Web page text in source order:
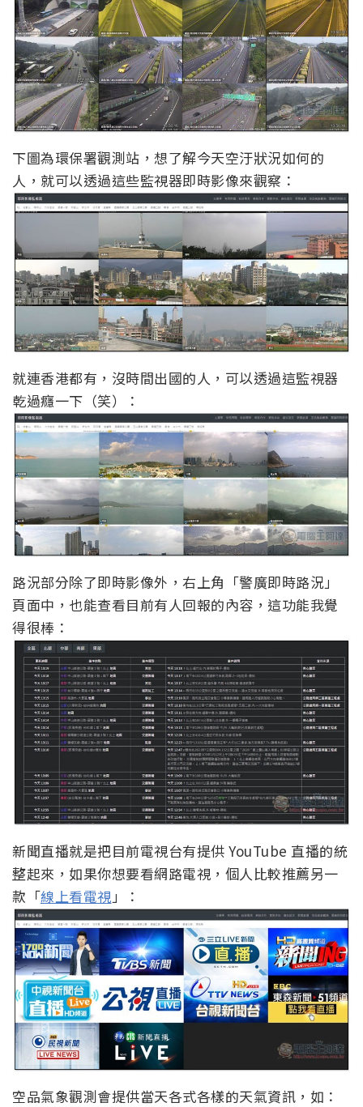
下圖為環保署觀測站，想了解今天空汙狀況如何的
人，就可以透過這些監視器即時影像來觀察：
就連香港都有，沒時間出國的人，可以透過這監視器
乾過癮一下（笑）：
路況部分除了即時影像外，右上角「警廣即時路況」
頁面中，也能查看目前有人回報的內容，這功能我覺
得很棒：
新聞直播就是把目前電視台有提供 YouTube 直播的統
整起來，如果你想要看網路電視，個人比較推薦另一
款「線上看電視」：
空品氣象觀測會提供當天各式各樣的天氣資訊，如：